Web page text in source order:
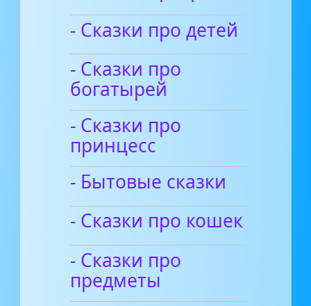
- Сказки про детей
- Сказки про
богатырей
- Сказки про
принцесс
- Бытовые сказки
- Сказки про кошек
- Сказки про
предметы